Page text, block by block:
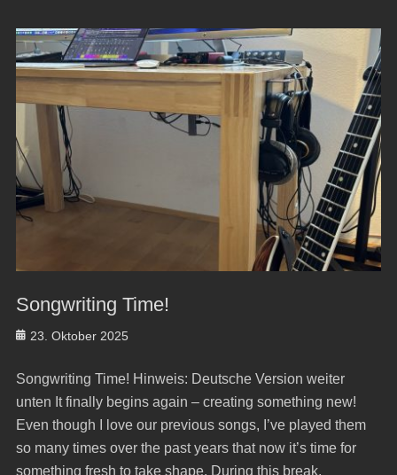
Songwriting Time!
Posted
23. Oktober 2025
Songwriting Time! Hinweis: Deutsche Version weiter
unten It finally begins again – creating something new!
Even though I love our previous songs, I’ve played them
so many times over the past years that now it’s time for
something fresh to take shape. During this break,